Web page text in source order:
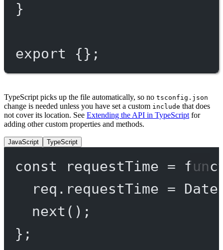
}
export {};
TypeScript picks up the file automatically, so no tsconfig.json
change is needed unless you have set a custom include that does
not cover its location. See Extending the API in TypeScript for
adding other custom properties and methods.
JavaScript TypeScript
const requestTime =
req.requestTime =
next ();
};